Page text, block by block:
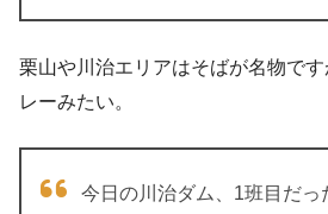
栗山や川治エリアはそばが名物で
レーみたい。
今日の川治ダム、1班目だっ